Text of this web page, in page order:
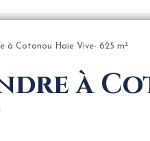
à Cotonou Haie Vive- 625 m²
à